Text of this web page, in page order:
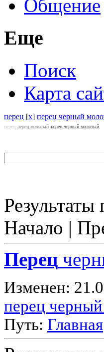
Общение
Еще
Поиск
Карта
перец [x] перец черный
перец перец молотый перец черный молотый
Начало |
Перец
Изменен:
перец
Путь: Главная